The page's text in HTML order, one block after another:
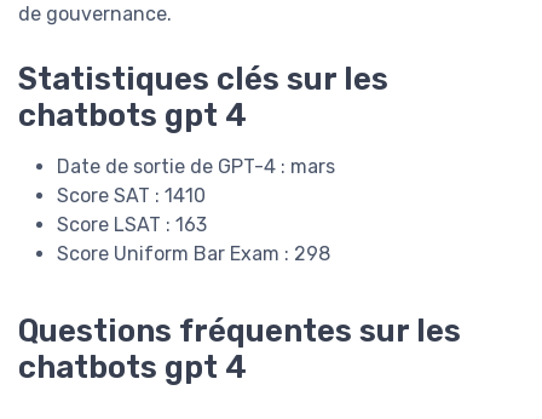
de gouvernance.
Statistiques clés sur les
chatbots gpt 4
Date de sortie de GPT-4 : mars
Score SAT : 1410
Score LSAT : 163
Score Uniform Bar Exam : 298
Questions fréquentes sur les
chatbots gpt 4